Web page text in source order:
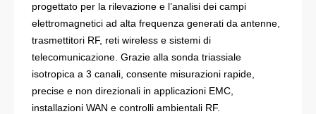
progettato per la rilevazione e l’analisi dei campi
elettromagnetici ad alta frequenza generati da antenne,
trasmettitori RF, reti wireless e sistemi di
telecomunicazione. Grazie alla sonda triassiale
isotropica a 3 canali, consente misurazioni rapide,
precise e non direzionali in applicazioni EMC,
installazioni WAN e controlli ambientali RF.